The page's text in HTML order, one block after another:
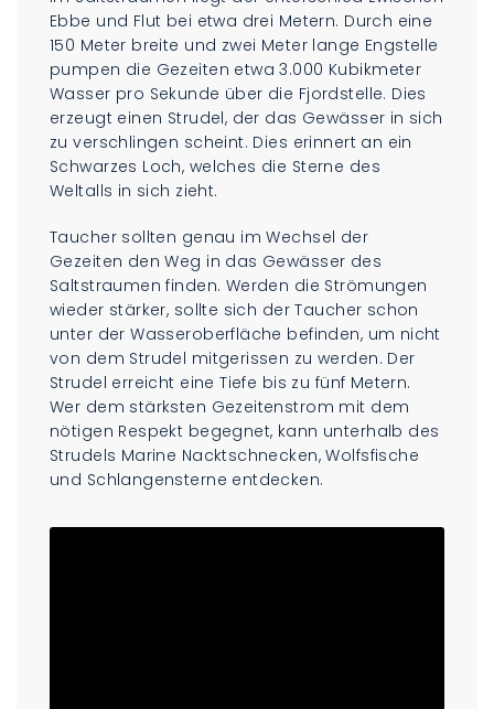
Ebbe und Flut bei etwa drei Metern. Durch eine
150 Meter breite und zwei Meter lange Engstelle
pumpen die Gezeiten etwa 3.000 Kubikmeter
Wasser pro Sekunde über die Fjordstelle. Dies
erzeugt einen Strudel, der das Gewässer in sich
zu verschlingen scheint. Dies erinnert an ein
Schwarzes Loch, welches die Sterne des
Weltalls in sich zieht.
Taucher sollten genau im Wechsel der
Gezeiten den Weg in das Gewässer des
Saltstraumen finden. Werden die Strömungen
wieder stärker, sollte sich der Taucher schon
unter der Wasseroberfläche befinden, um nicht
von dem Strudel mitgerissen zu werden. Der
Strudel erreicht eine Tiefe bis zu fünf Metern.
Wer dem stärksten Gezeitenstrom mit dem
nötigen Respekt begegnet, kann unterhalb des
Strudels Marine Nacktschnecken, Wolfsfische
und Schlangensterne entdecken.